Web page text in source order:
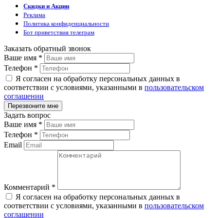
Скидки и Акции
Реклама
Политика конфиденциальности
Бот приветствия телеграм
Заказать обратный звонок
Ваше имя *
Телефон *
Я согласен на обработку персональных данных в
соответствии с условиями, указанными в пользовательском
соглашении
Задать вопрос
Ваше имя *
Телефон *
Email
Комментарий *
Я согласен на обработку персональных данных в
соответствии с условиями, указанными в пользовательском
соглашении